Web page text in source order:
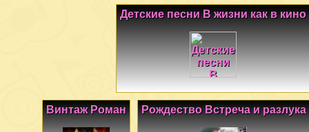
Детские песни В жизни как в кино
Рождество Встреча и разлука
Винтаж Роман